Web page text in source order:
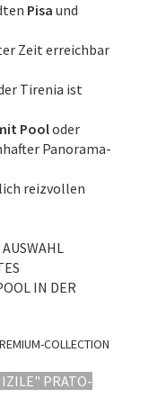
Pisa und
Zeit erreichbar
Tirenia ist
Pooloder
Panorama-
reizvollen
IN DER
COLLECTION
PRATO-